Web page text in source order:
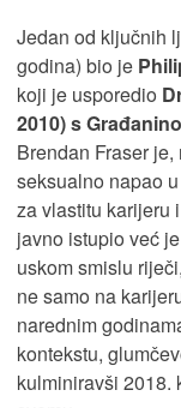
Jedan od ključnih
godina) bio je
koji je usporedio
2010) s
Brendan Fraser je,
seksualno napao
za vlastitu karijeru
javno istupio već
uskom smislu
ne samo na
narednim
kontekstu,
kulminiravši 2018.